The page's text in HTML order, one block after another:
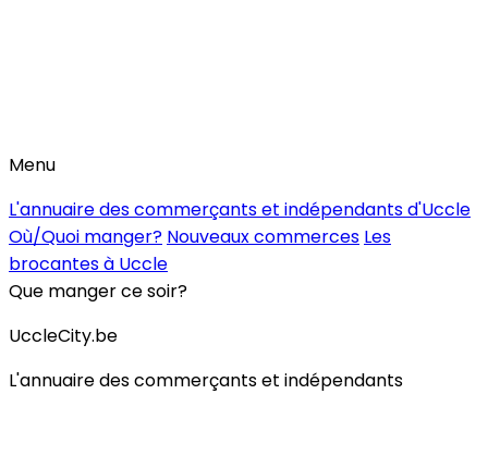
Menu
L'annuaire des commerçants et indépendants d'Uccle
Où/Quoi manger? Nouveaux commerces Les
brocantes à Uccle
Que manger ce soir?
UccleCity.be
L'annuaire des commerçants et indépendants